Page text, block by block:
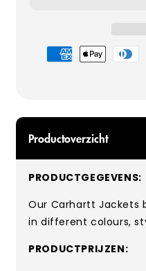
Betaalmethoden
Productoverzicht
PRODUCTGEGEVENS:
Our Carhartt Jackets
in different colours,
PRODUCTPRIJZEN: